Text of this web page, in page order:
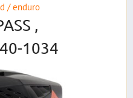
/ enduro
,
1034